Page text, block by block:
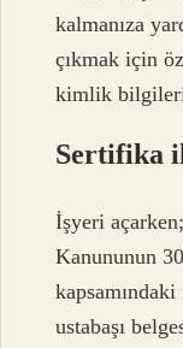
kalmanıza
çıkmak için
kimlik
Sertifika
İşyeri
Kanununun
ustabaşı